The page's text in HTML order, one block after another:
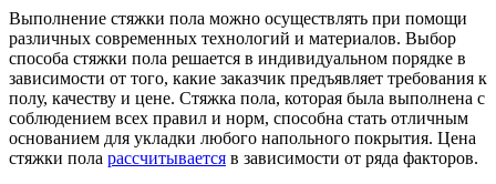
Выполнение стяжки пола можно осуществлять при помощи
различных современных технологий и материалов. Выбор
способа стяжки пола решается в индивидуальном порядке в
зависимости от того, какие заказчик предъявляет требования к
полу, качеству и цене. Стяжка пола, которая была выполнена с
соблюдением всех правил и норм, способна стать отличным
основанием для укладки любого напольного покрытия. Цена
стяжки пола рассчитывается в зависимости от ряда факторов.